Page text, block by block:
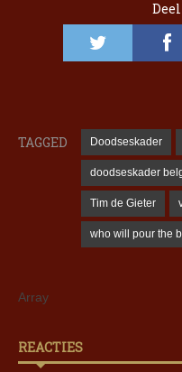
TAGGED Doodseskader
doodseskader
Tim de Gieter
who will pour the
Array
REACTIES